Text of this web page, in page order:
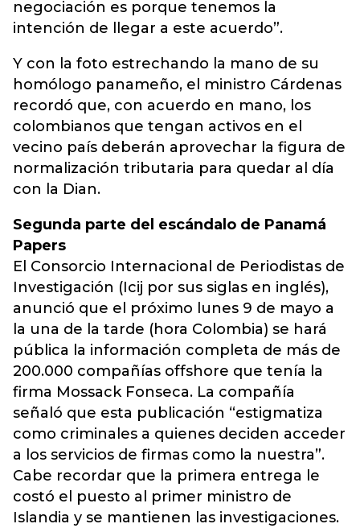
negociación es porque tenemos la
intención de llegar a este acuerdo”.
Y con la foto estrechando la mano de su
homólogo panameño, el ministro Cárdenas
recordó que, con acuerdo en mano, los
colombianos que tengan activos en el
vecino país deberán aprovechar la figura de
normalización tributaria para quedar al día
con la Dian.
Segunda parte del escándalo de Panamá
Papers
El Consorcio Internacional de Periodistas de
Investigación (Icij por sus siglas en inglés),
anunció que el próximo lunes 9 de mayo a
la una de la tarde (hora Colombia) se hará
pública la información completa de más de
200.000 compañías offshore que tenía la
firma Mossack Fonseca. La compañía
señaló que esta publicación “estigmatiza
como criminales a quienes deciden acceder
a los servicios de firmas como la nuestra”.
Cabe recordar que la primera entrega le
costó el puesto al primer ministro de
Islandia y se mantienen las investigaciones.